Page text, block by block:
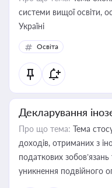
системи вищої освіти,
Україні
Освіта
Декларування
Про що тема: Тема
доходів, отриманих з
податкових
уникнення подвійного